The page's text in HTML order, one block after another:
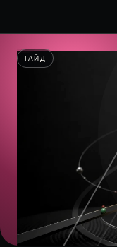
ГАЙД